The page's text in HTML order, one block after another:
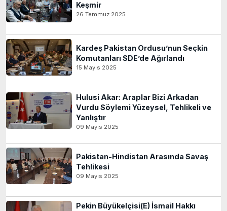
Keşmir
26 Temmuz 2025
Kardeş Pakistan Ordusu’nun Seçkin
Komutanları SDE’de Ağırlandı
15 Mayıs 2025
Hulusi Akar: Araplar Bizi Arkadan
Vurdu Söylemi Yüzeysel, Tehlikeli ve
Yanlıştır
09 Mayıs 2025
Pakistan-Hindistan Arasında Savaş
Tehlikesi
09 Mayıs 2025
Pekin Büyükelçisi(E) İsmail Hakkı